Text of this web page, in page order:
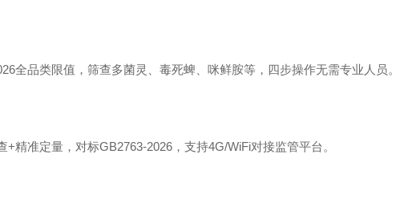
全品类限值，筛查多菌灵、毒死蜱、咪鲜胺等，四步操作无需专业人员。
精准定量，对标GB2763-2026，支持4G/WiFi对接监管平台。